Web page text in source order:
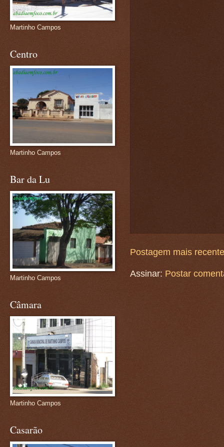
Postagem mais recente
Assinar: Postar
Martinho Campos
Centro
Martinho Campos
Bar da Lu
Martinho Campos
Câmara
Martinho Campos
Casarão